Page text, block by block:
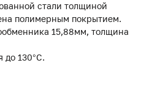
стали толщиной
полимерным покрытием.
15,88мм, толщина
до 130°C.